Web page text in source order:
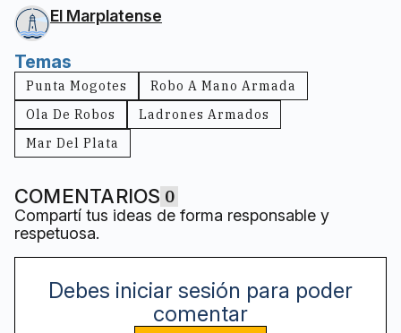
El Marplatense
Temas
Punta Mogotes
Robo A Mano Armada
Ola De Robos
Ladrones Armados
Mar Del Plata
COMENTARIOS 0
Compartí tus ideas de forma responsable y
respetuosa.
Debes iniciar sesión para poder
comentar